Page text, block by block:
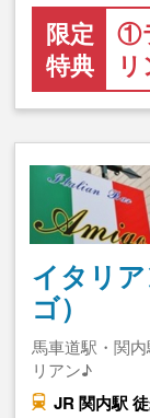
限定
特典
①
イタリ
ゴ）
馬車道駅・関
リアン♪
JR 関内駅